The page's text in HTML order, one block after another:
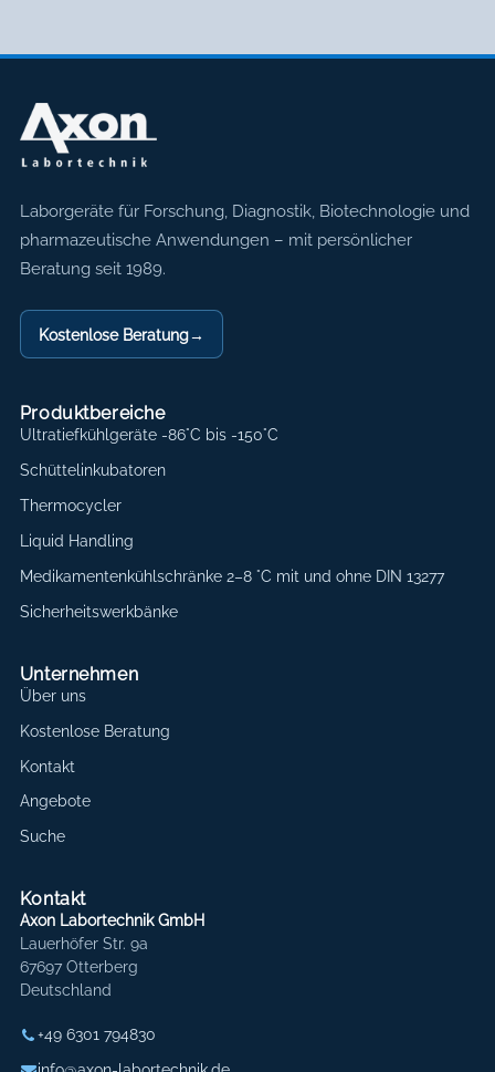
Axon Labortechnik
Laborgeräte für Forschung, Diagnostik, Biotechnologie und
pharmazeutische Anwendungen – mit persönlicher
Beratung seit 1989.
Kostenlose Beratung→
Produktbereiche
Ultratiefkühlgeräte -86°C bis -150°C
Schüttelinkubatoren
Thermocycler
Liquid Handling
Medikamentenkühlschränke 2–8 °C mit und ohne DIN 13277
Sicherheitswerkbänke
Unternehmen
Über uns
Kostenlose Beratung
Kontakt
Angebote
Suche
Kontakt
Axon Labortechnik GmbH
Lauerhöfer Str. 9a
67697 Otterberg
Deutschland
+49 6301 794830